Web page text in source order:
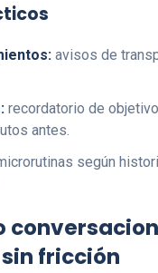
avisos de
recordatorio de
antes.
según
fricción